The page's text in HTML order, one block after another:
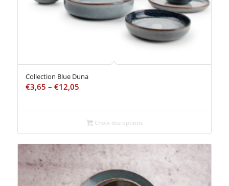
Collection Blue Duna
€3,65 – €12,05
Choix des options